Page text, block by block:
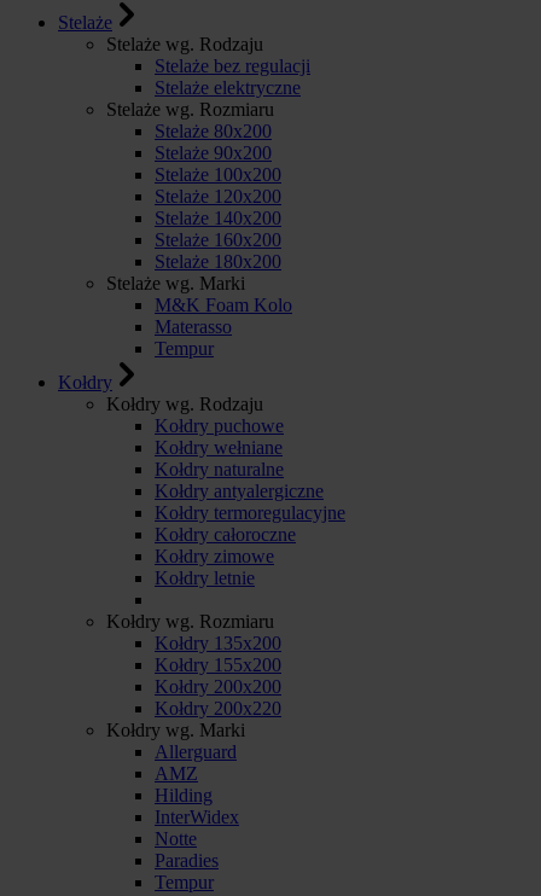
Stelaże
Stelaże wg. Rodzaju
Stelaże bez regulacji
Stelaże elektryczne
Stelaże wg. Rozmiaru
Stelaże 80x200
Stelaże 90x200
Stelaże 100x200
Stelaże 120x200
Stelaże 140x200
Stelaże 160x200
Stelaże 180x200
Stelaże wg. Marki
M&K Foam Kolo
Materasso
Tempur
Kołdry
Kołdry wg. Rodzaju
Kołdry puchowe
Kołdry wełniane
Kołdry naturalne
Kołdry antyalergiczne
Kołdry termoregulacyjne
Kołdry całoroczne
Kołdry zimowe
Kołdry letnie
Kołdry wg. Rozmiaru
Kołdry 135x200
Kołdry 155x200
Kołdry 200x200
Kołdry 200x220
Kołdry wg. Marki
Allerguard
AMZ
Hilding
InterWidex
Notte
Paradies
Tempur